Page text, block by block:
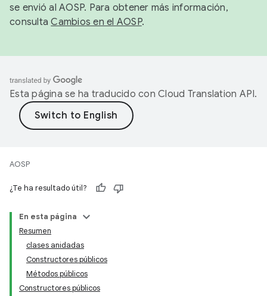
se envió al AOSP. Para obtener más información,
consultaCambios en el AOSP.
Esta página se ha traducido con Cloud Translation API.
AOSP
¿Te ha resultado útil?
En esta página
Resumen
clases anidadas
Constructores públicos
Métodos públicos
Constructores públicos